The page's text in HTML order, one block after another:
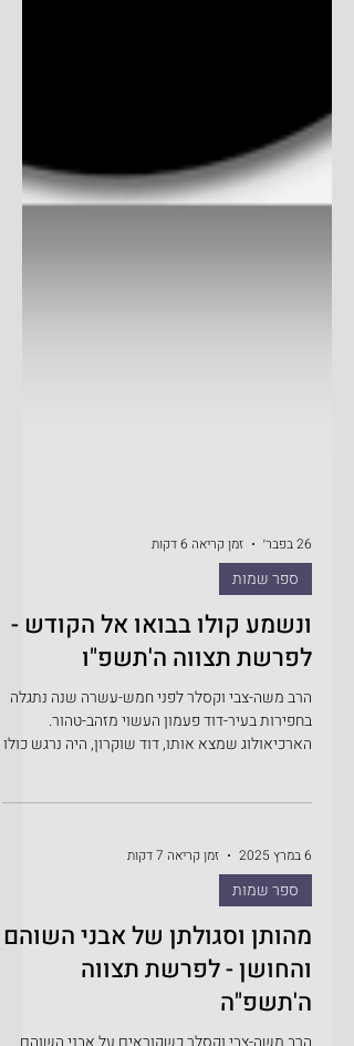
26 בפבר׳ זמן קריאה 6 דקות
ונשמע קולו בבואו אל הקודש -
הרב משה-צבי וקסלר לפני חמש-עשרה שנה נתגלה
הארכיאולוג שמצא אותו, דוד שוקרון, היה נרגש כולו
מהממצא ואמר – "אפשר לחפור כל החיים ולא
למצוא ממצא כזה!". בכתבות שהופיעו בעקבות
התגלית המרעישה, נשאלה השאלה - האם הפעמון
הזה הוא אחד משבעים ושניים הפעמונים שהיו
בשולי המעיל של הכהן-הגדול? לדעת דוד שוקרון,
הפעמון הזה היה מתקופת בית-שני ורק אנשים
חשובים מאוד הלכו עם פעמון כזה, אך הוא לא יכול
היה להתחייב שזה אכן היה שייך לכהן הגדול, שהרי
6 במרץ 2025 זמן קריאה 7 דקות
ספר שמות